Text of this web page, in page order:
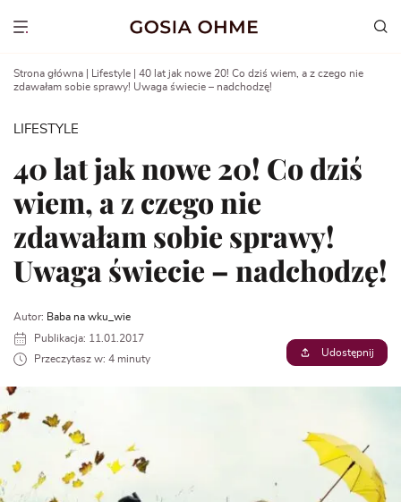
Show menu
Strona główna Lifestyle
40 lat jak nowe 20! Co dziś wiem, a z czego nie
zdawałam sobie sprawy! Uwaga świecie – nadchodzę!
LIFESTYLE
40 lat jak nowe 20! Co dziś
wiem, a z czego nie
zdawałam sobie sprawy!
Uwaga świecie – nadchodzę!
Autor: Baba na wku_wie
Publikacja: 11.01.2017
Przeczytasz w: 4 minuty
Udostępnij